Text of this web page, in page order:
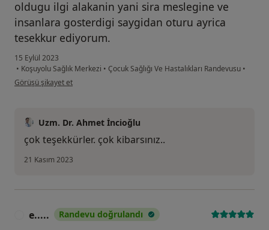
oldugu ilgi alakanin yani sira meslegine ve
insanlara gosterdigi saygidan oturu ayrica
tesekkur ediyorum.
15 Eylül 2023
• Koşuyolu Sağlık Merkezi • Çocuk Sağlığı Ve Hastalıkları Randevusu •
kullanıcının görüşüne göre mş...a
Görüşü şikayet et
Uzm. Dr. Ahmet İncioğlu
çok teşekkürler. çok kibarsınız..
21 Kasım 2023
e..... Randevu doğrulandı